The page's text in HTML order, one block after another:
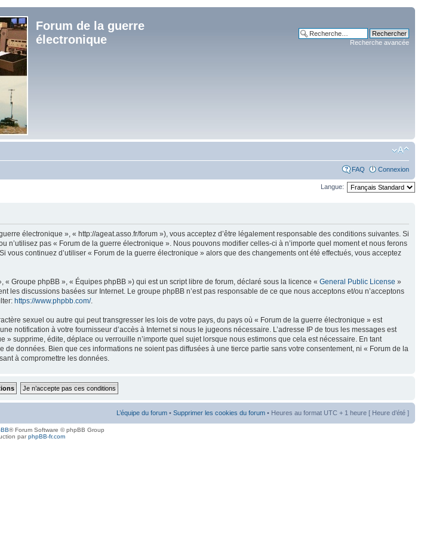
Forum de la guerre
électronique
Recherche avancée
FAQ Connexion
Langue:
électronique », « http://ageat.asso.fr/forum »), vous acceptez d’être légalement responsable des conditions suivantes. Si
n’utilisez pas « Forum de la guerre électronique ». Nous pouvons modifier celles-ci à n’importe quel moment et nous ferons
continuez d’utiliser « Forum de la guerre électronique » alors que des changements ont été effectués, vous acceptez
Groupe phpBB », « Équipes phpBB ») qui est un script libre de forum, déclaré sous la licence « General Public License »
les discussions basées sur Internet. Le groupe phpBB n’est pas responsable de ce que nous acceptons et/ou n’acceptons
https://www.phpbb.com/.
sexuel ou autre qui peut transgresser les lois de votre pays, du pays où « Forum de la guerre électronique » est
notification à votre fournisseur d’accès à Internet si nous le jugeons nécessaire. L’adresse IP de tous les messages est
supprime, édite, déplace ou verrouille n’importe quel sujet lorsque nous estimons que cela est nécessaire. En tant
données. Bien que ces informations ne soient pas diffusées à une tierce partie sans votre consentement, ni « Forum de la
à compromettre les données.
L’équipe du forum • Supprimer les cookies du forum • Heures au format UTC + 1 heure [ Heure d’été ]
® Forum Software © phpBB Group
parphpBB-fr.com